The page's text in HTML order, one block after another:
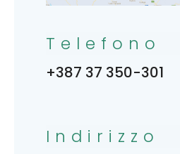
Telefono
+387 37 350-301
Indirizzo